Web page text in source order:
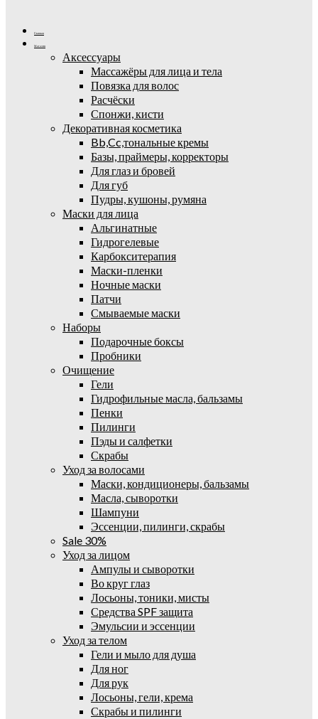
Главная
Магазин
Аксессуары
Массажёры для лица и тела
Повязка для волос
Расчёски
Спонжи, кисти
Декоративная косметика
Bb,Cc,тональные кремы
Базы, праймеры, корректоры
Для глаз и бровей
Для губ
Пудры, кушоны, румяна
Маски для лица
Альгинатные
Гидрогелевые
Карбокситерапия
Маски-пленки
Ночные маски
Патчи
Смываемые маски
Наборы
Подарочные боксы
Пробники
Очищение
Гели
Гидрофильные масла, бальзамы
Пенки
Пилинги
Пэды и салфетки
Скрабы
Уход за волосами
Маски, кондиционеры, бальзамы
Масла, сыворотки
Шампуни
Эссенции, пилинги, скрабы
Sale 30%
Уход за лицом
Ампулы и сыворотки
Во круг глаз
Лосьоны, тоники, мисты
Средства SPF защита
Эмульсии и эссенции
Уход за телом
Гели и мыло для душа
Для ног
Для рук
Лосьоны, гели, крема
Скрабы и пилинги